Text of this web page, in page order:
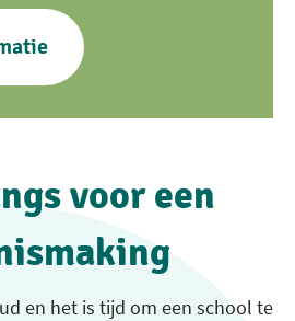
voor een
en het is tijd om een school te